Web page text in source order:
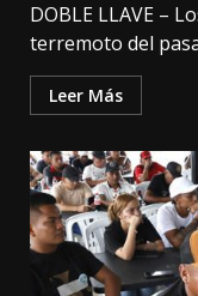
DOBLE LLAVE –
terremoto del
Leer Más